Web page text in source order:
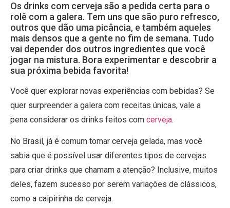
Os drinks com cerveja são a pedida certa para o
rolê com a galera. Tem uns que são puro refresco,
outros que dão uma picância, e também aqueles
mais densos que a gente no fim de semana. Tudo
vai depender dos outros ingredientes que você
jogar na mistura. Bora experimentar e descobrir a
sua próxima bebida favorita!
Você quer explorar novas experiências com bebidas? Se
quer surpreender a galera com receitas únicas, vale a
pena considerar os drinks feitos com cerveja.
No Brasil, já é comum tomar cerveja gelada, mas você
sabia que é possível usar diferentes tipos de cervejas
para criar drinks que chamam a atenção? Inclusive, muitos
deles, fazem sucesso por serem variações de clássicos,
como a caipirinha de cerveja.